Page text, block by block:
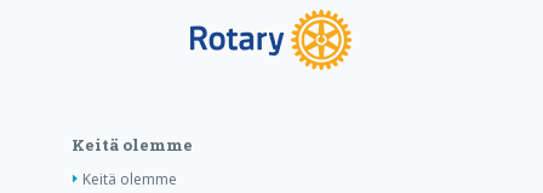
Keitä olemme
Keitä olemme